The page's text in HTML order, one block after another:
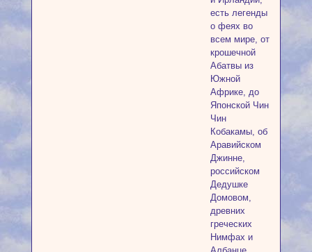
есть легенды
о феях во
всем мире, от
крошечной
Абатвы из
Южной
Африке, до
Японской Чин
Чин
Кобакамы, об
Аравийском
Джинне,
российском
Дедушке
Домовом,
древних
греческих
Нимфах и